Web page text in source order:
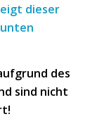
dieser
des
sind nicht